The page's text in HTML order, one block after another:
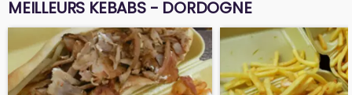
MEILLEURS KEBABS - DORDOGNE